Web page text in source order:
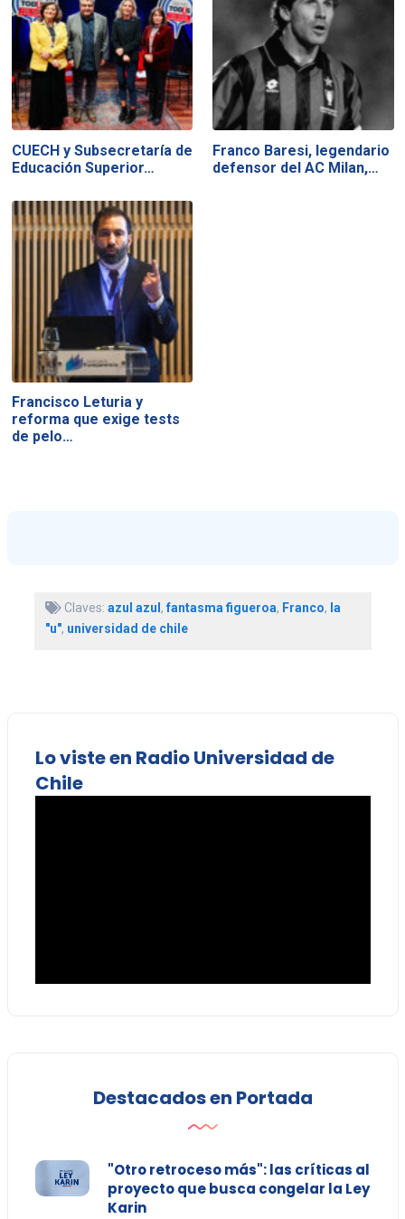
CUECH y Subsecretaría de
Educación Superior…
Franco Baresi, legendario
defensor del AC Milan,…
Francisco Leturia y
reforma que exige tests
de pelo…
Claves: azul azul,fantasma figueroa, Franco, la
"u", universidad de chile
Lo viste en Radio Universidad de
Chile
Destacados en Portada
"Otro retroceso más": las críticas al
proyecto que busca congelar la Ley
Karin